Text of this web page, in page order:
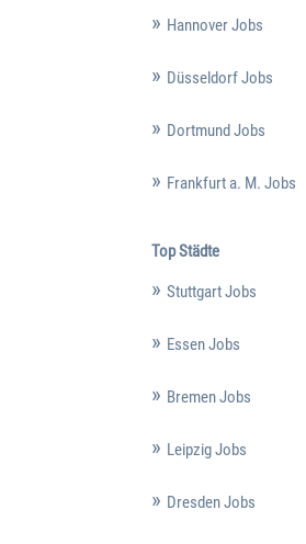
Hannover Jobs
Düsseldorf Jobs
Dortmund Jobs
Frankfurt a. M. Jobs
Top Städte
Stuttgart Jobs
Essen Jobs
Bremen Jobs
Leipzig Jobs
Dresden Jobs